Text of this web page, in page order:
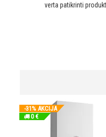
verta patikrinti
-31% AKCIJA
0 €